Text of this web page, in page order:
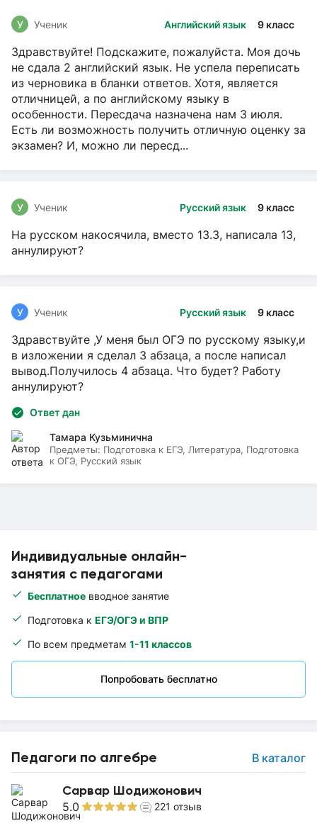
Индивидуальные онлайн-
занятия с педагогами
Бесплатное вводное занятие
Подготовка к ЕГЭ/ОГЭ и ВПР
По всем предметам 1-11 классов
Попробовать бесплатно
Педагоги по алгебре В каталог
Сарвар Шодижонович
5.0 221 отзыв
Английский язык 9 класс
У Ученик
Здравствуйте! Подскажите, пожалуйста. Моя дочь
не сдала 2 английский язык. Не успела переписать
из черновика в бланки ответов. Хотя, является
отличницей, а по английскому языку в
особенности. Пересдача назначена нам 3 июля.
Есть ли возможность получить отличную оценку за
экзамен? И, можно ли пересд...
Русский язык 9 класс
У Ученик
На русском накосячила, вместо 13.3, написала 13,
аннулируют?
Русский язык 9 класс
У Ученик
Здравствуйте ,У меня был ОГЭ по русскому языку,и
в изложении я сделал 3 абзаца, а после написал
вывод.Получилось 4 абзаца. Что будет? Работу
аннулируют?
Ответ дан
Тамара Кузьминична
Предметы: Подготовка к ЕГЭ, Литература, Подготовка
к ОГЭ, Русский язык